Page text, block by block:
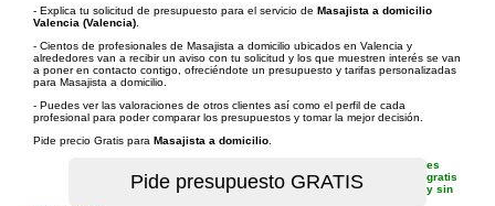
- Explica tu solicitud de presupuesto para el servicio de Masajista a domicilio
Valencia (Valencia)
- Cientos de profesionales de Masajista a domicilio ubicados en Valencia y
alrededores van a recibir un aviso con tu solicitud y los que muestren interés se van
a poner en contacto contigo, ofreciéndote un presupuesto y tarifas personalizadas
para Masajista a domicilio.
- Puedes ver las valoraciones de otros clientes así como el perfil de cada
profesional para poder comparar los presupuestos y tomar la mejor decisión.
Pide precio Gratis para Masajista a domicilio
es
gratis
y sin